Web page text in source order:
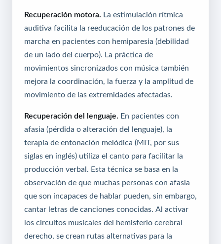
Recuperación motora.
La estimulación rítmica
auditiva facilita la reeducación de los patrones de
marcha en pacientes con hemiparesia (debilidad
de un lado del cuerpo). La práctica de
movimientos sincronizados con música también
mejora la coordinación, la fuerza y la amplitud de
movimiento de las extremidades afectadas.
Recuperación del lenguaje.
En pacientes con
afasia (pérdida o alteración del lenguaje), la
terapia de entonación melódica (MIT, por sus
siglas en inglés) utiliza el canto para facilitar la
producción verbal. Esta técnica se basa en la
observación de que muchas personas con afasia
que son incapaces de hablar pueden, sin embargo,
cantar letras de canciones conocidas. Al activar
los circuitos musicales del hemisferio cerebral
derecho, se crean rutas alternativas para la